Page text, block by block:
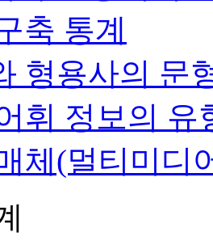
축 통계
형용사의 문
휘 정보의 유
체(멀티미디